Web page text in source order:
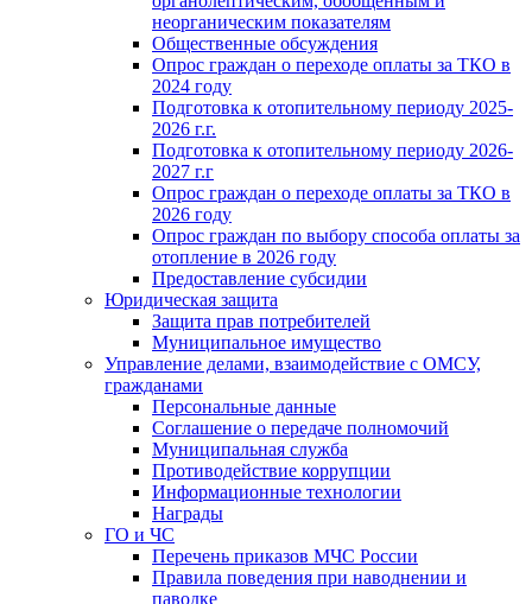
неорганическим показателям
Общественные обсуждения
Опрос граждан о переходе оплаты за ТКО в
2024 году
Подготовка к отопительному периоду 2025-
2026 г.г.
Подготовка к отопительному периоду 2026-
2027 г.г
Опрос граждан о переходе оплаты за ТКО в
2026 году
Опрос граждан по выбору способа оплаты за
отопление в 2026 году
Предоставление субсидии
Юридическая защита
Защита прав потребителей
Муниципальное имущество
Управление делами, взаимодействие с ОМСУ,
гражданами
Персональные данные
Соглашение о передаче полномочий
Муниципальная служба
Противодействие коррупции
Информационные технологии
Награды
ГО и ЧС
Перечень приказов МЧС России
Правила поведения при наводнении и
паводке